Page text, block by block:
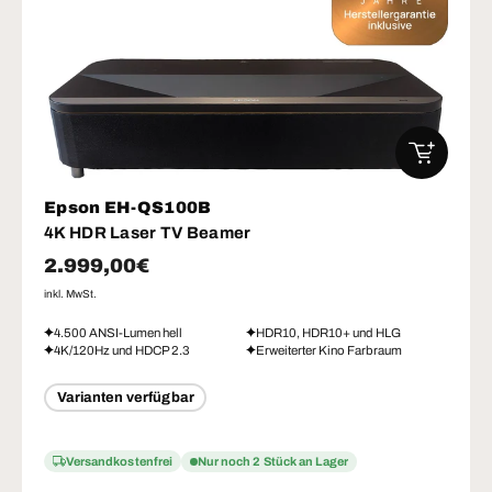
Epson EH-QS100B
4K HDR Laser TV Beamer
Normaler Preis
2.999,00€
inkl. MwSt.
4.500 ANSI-Lumen hell
HDR10, HDR10+ und HLG
4K/120Hz und HDCP 2.3
Erweiterter Kino Farbraum
Varianten verfügbar
Versandkostenfrei Nur noch 2 Stück an Lager
IN DEN